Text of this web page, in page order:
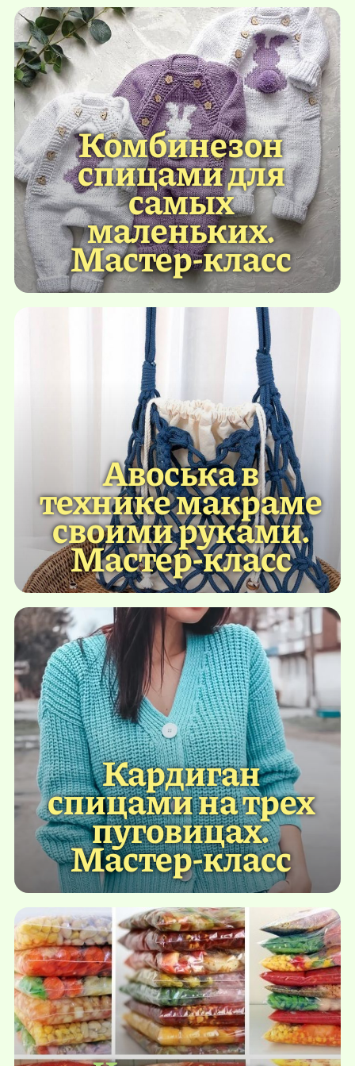
Комбинезон
спицами для
самых
маленьких.
Мастер-класс
Авоська в
технике макраме
своими руками.
Мастер-класс
Кардиган
спицами на трех
пуговицах.
Мастер-класс